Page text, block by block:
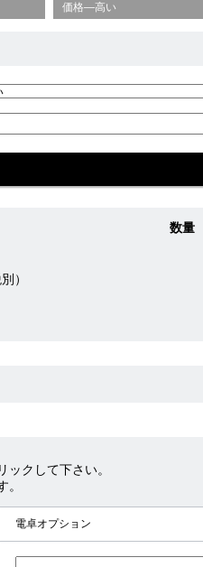
価格—高い
数量
）
クして下さい。
。
電卓オプション